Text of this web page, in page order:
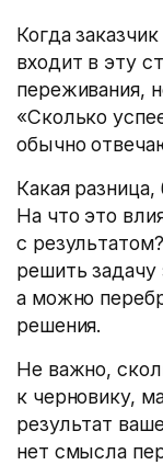
Когда
входит в эту
переживания,
«Сколько
обычно
Какая
На что это
с
решить
а можно
решения.
Не важно,
к черновику,
результат
нет смысла